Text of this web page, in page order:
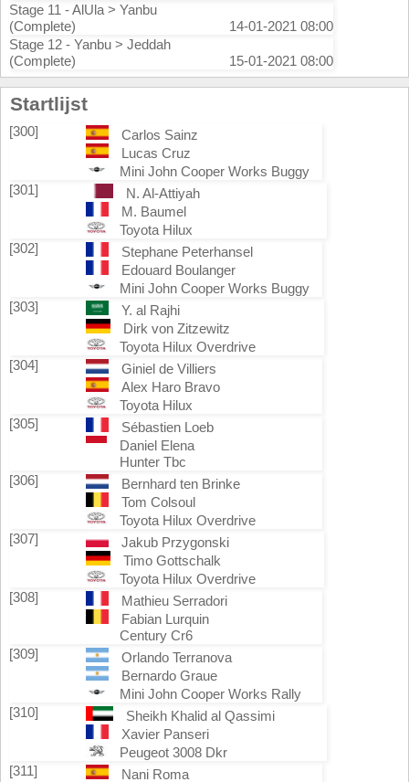
Stage 11 - AlUla > Yanbu
(Complete)
14-01-2021 08:00
Stage 12 - Yanbu > Jeddah
(Complete)
15-01-2021 08:00
Startlijst
[300]
Carlos Sainz
Lucas Cruz
Mini John Cooper Works Buggy
[301]
N. Al-Attiyah
M. Baumel
Toyota Hilux
[302]
Stephane Peterhansel
Edouard Boulanger
Mini John Cooper Works Buggy
[303]
Y. al Rajhi
Dirk von Zitzewitz
Toyota Hilux Overdrive
[304]
Giniel de Villiers
Alex Haro Bravo
Toyota Hilux
[305]
Sébastien Loeb
Daniel Elena
Hunter Tbc
[306]
Bernhard ten Brinke
Tom Colsoul
Toyota Hilux Overdrive
[307]
Jakub Przygonski
Timo Gottschalk
Toyota Hilux Overdrive
[308]
Mathieu Serradori
Fabian Lurquin
Century Cr6
[309]
Orlando Terranova
Bernardo Graue
Mini John Cooper Works Rally
[310]
Sheikh Khalid al Qassimi
Xavier Panseri
Peugeot 3008 Dkr
[311]
Nani Roma